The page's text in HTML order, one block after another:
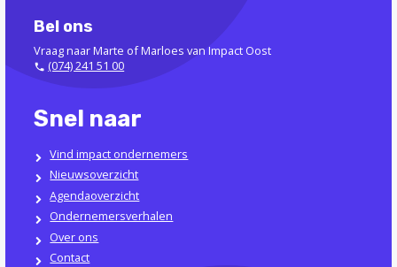
Bel ons
Vraag naar Marte of Marloes van Impact Oost
(074) 241 51 00
Snel naar
Vind impact ondernemers
Nieuwsoverzicht
Agendaoverzicht
Ondernemersverhalen
Over ons
Contact